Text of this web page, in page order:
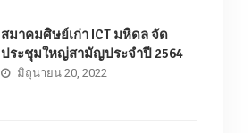
สมาคมศิษย์เก่า ICT มหิดล จัด
ประชุมใหญ่สามัญประจำปี 2564
มิถุนายน 20, 2022